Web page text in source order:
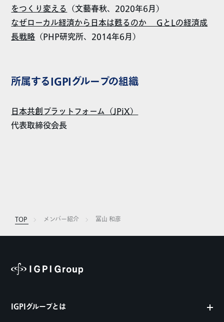
をつくり変える （文藝春秋、2020年6月）
なぜローカル経済から日本は甦るのか GとLの経済成
長戦略 （PHP研究所、2014年6月）
所属するIGPIグループの組織
日本共創プラットフォーム（JPiX）
代表取締役会長
TOP メンバー紹介 冨山 和彦
IGPIグループとは